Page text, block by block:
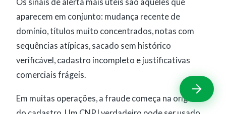
aparecem em conjunto: mudança recente de
domínio, títulos muito concentrados, notas com
sequências atípicas, sacado sem histórico
verificável, cadastro incompleto e justificativas
comerciais frágeis.
Em muitas operações, a fraude começa na origem